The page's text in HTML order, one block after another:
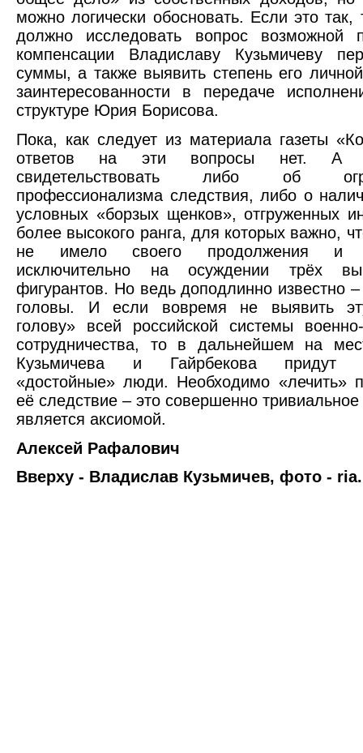
можно логически обосновать. Если это так,
должно исследовать вопрос возможной
компенсации Владиславу Кузьмичеву
суммы, а также выявить степень его
заинтересованности в передаче
структуре Юрия Борисова.
Пока, как следует из материала газеты
ответов на эти вопросы нет. А
свидетельствовать либо об
профессионализма следствия, либо о
условных «борзых щенков», отгруженных
более высокого ранга, для которых важно,
не имело своего продолжения и
исключительно на осуждении трёх
фигурантов. Но ведь доподлинно известно
головы. И если вовремя не выявить
голову» всей российской системы военно-
сотрудничества, то в дальнейшем на
Кузьмичева и Гайрбекова придут
«достойные» люди. Необходимо «лечить»
её следствие – это совершенно
является аксиомой.
Алексей Рафалович
Вверху - Владислав Кузьмичев, фото -